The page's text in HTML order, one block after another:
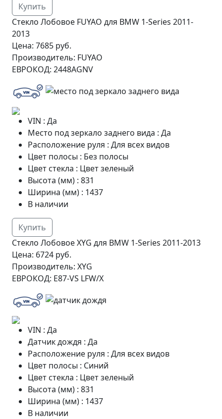
Купить
Стекло Лобовое FUYAO для BMW 1-Series 2011-
2013
Цена: 7685 руб.
Производитель: FUYAO
ЕВРОКОД: 2448AGNV
VIN : Да
Место под зеркало заднего вида : Да
Расположение руля : Для всех видов
Цвет полосы : Без полосы
Цвет стекла : Цвет зеленый
Высота (мм) : 831
Ширина (мм) : 1437
В наличии
Купить
Стекло Лобовое XYG для BMW 1-Series 2011-2013
Цена: 6724 руб.
Производитель: XYG
ЕВРОКОД: E87-VS LFW/X
VIN : Да
Датчик дождя : Да
Расположение руля : Для всех видов
Цвет полосы : Синий
Цвет стекла : Цвет зеленый
Высота (мм) : 831
Ширина (мм) : 1437
В наличии